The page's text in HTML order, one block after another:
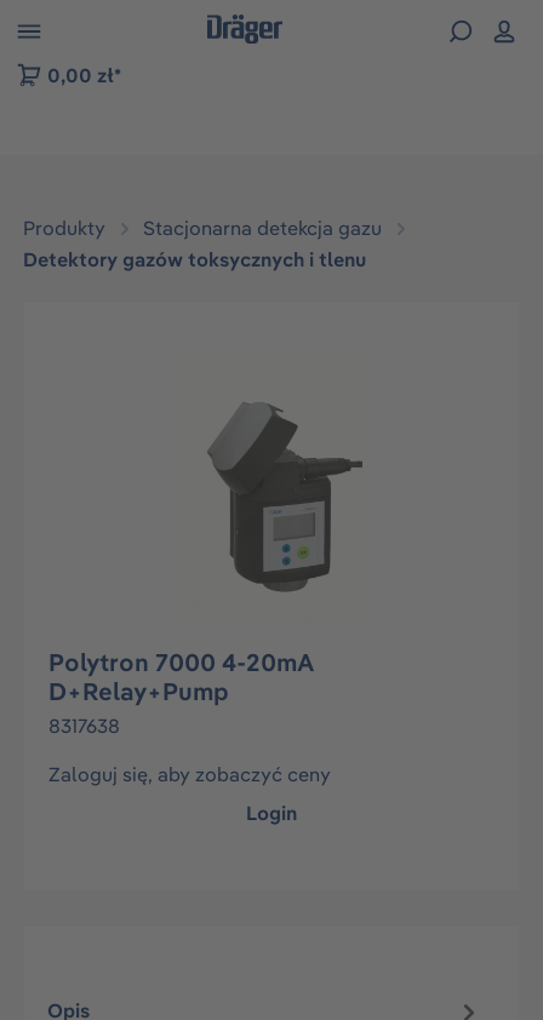
do nawigacji na platformie B2B
0,00 zł*
Produkty
Stacjonarna detekcja gazu
Detektory gazów toksycznych i tlenu
Polytron 7000 4-20mA
D+Relay+Pump
8317638
Zaloguj się, aby zobaczyć ceny
Login
Opis